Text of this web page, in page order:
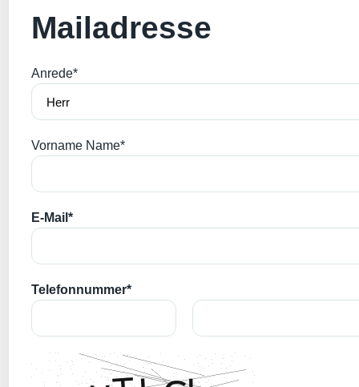
Mailadresse
Anrede*
Vorname Name*
E-Mail*
Telefonnummer*